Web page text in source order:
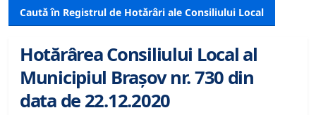
Caută în Registrul de Hotărâri ale Consiliului Local
Hotărârea Consiliului Local al
Municipiul Brașov nr. 730 din
data de 22.12.2020